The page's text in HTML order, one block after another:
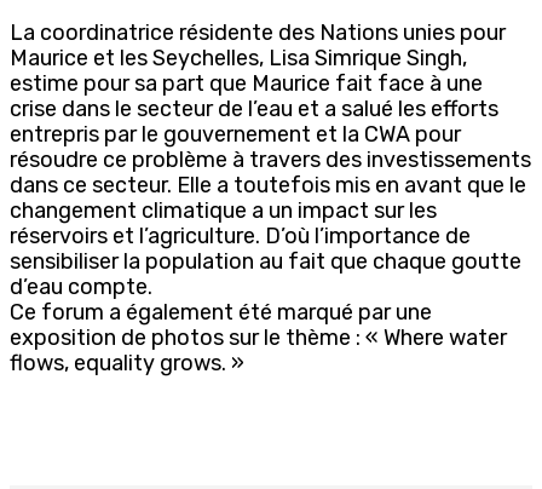
La coordinatrice résidente des Nations unies pour
Maurice et les Seychelles, Lisa Simrique Singh,
estime pour sa part que Maurice fait face à une
crise dans le secteur de l’eau et a salué les efforts
entrepris par le gouvernement et la CWA pour
résoudre ce problème à travers des investissements
dans ce secteur. Elle a toutefois mis en avant que le
changement climatique a un impact sur les
réservoirs et l’agriculture. D’où l’importance de
sensibiliser la population au fait que chaque goutte
d’eau compte.
Ce forum a également été marqué par une
exposition de photos sur le thème : « Where water
flows, equality grows. »